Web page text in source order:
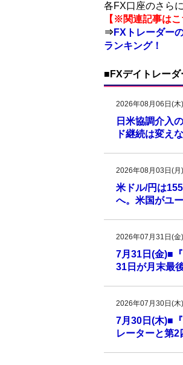
各FX口座のさら
【※関連記事はこ
⇒FXトレーダー
ランキング！
■FXデイトレー
2026年08月06日(
日米協調介入
ド継続は変え
2026年08月03日(
米ドル/円は
へ。米国がユ
2026年07月31日(
7月31日(金)■
31日が月末最
2026年07月30日(
7月30日(木)■
レーターと第